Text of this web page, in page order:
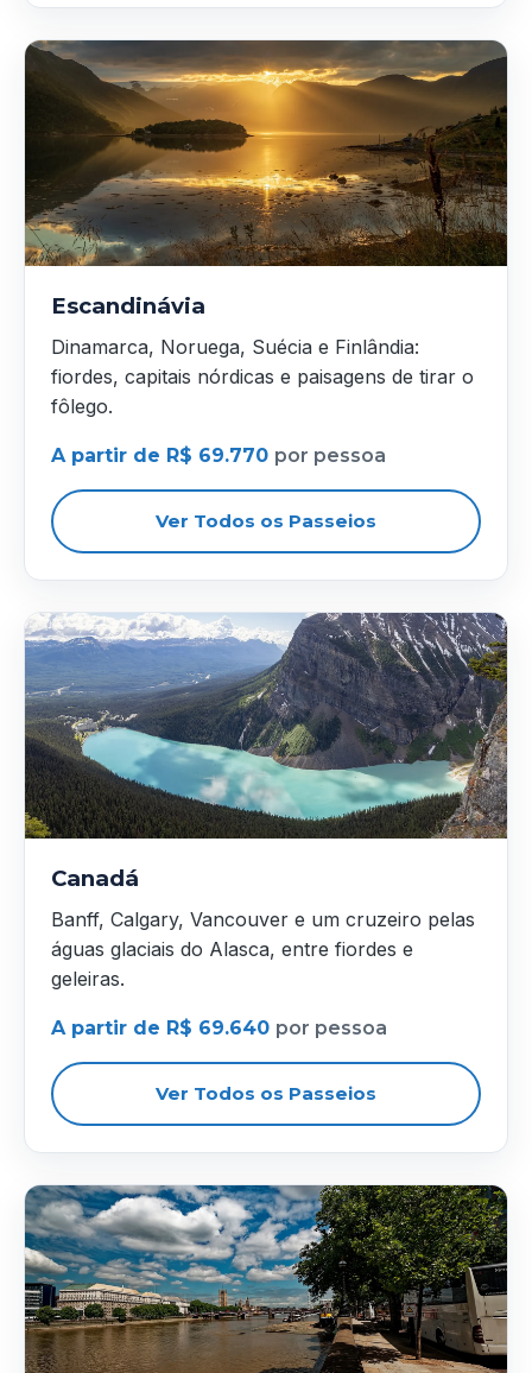
Escandinávia
Dinamarca, Noruega, Suécia e Finlândia:
fiordes, capitais nórdicas e paisagens de tirar o
fôlego.
A partir de R$ 69.770 por pessoa
Ver Todos os Passeios
Canadá
Banff, Calgary, Vancouver e um cruzeiro pelas
águas glaciais do Alasca, entre fiordes e
geleiras.
A partir de R$ 69.640 por pessoa
Ver Todos os Passeios